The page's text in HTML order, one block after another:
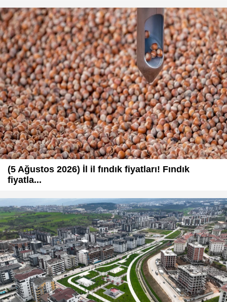
(5 Ağustos 2026) İl il fındık fiyatları! Fındık
fiyatla...